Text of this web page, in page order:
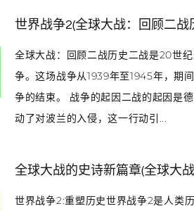
世界战争2(全球大战：回顾二战
全球大战：回顾二战历史二战是20世
争。这场战争从1939年至1945年，期
争的结束。 战争的起因二战的起因是
动了对波兰的入侵，这一行动引...
全球大战的史诗新篇章(全球大
世界战争2:重塑历史世界战争2是人类